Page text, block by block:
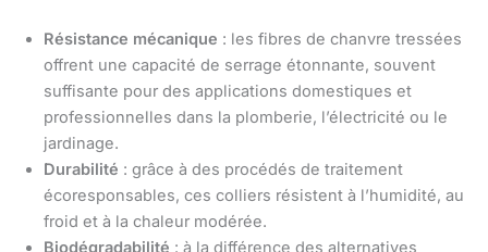
Résistance mécanique : les fibres de chanvre tressées
offrent une capacité de serrage étonnante, souvent
suffisante pour des applications domestiques et
professionnelles dans la plomberie, l’électricité ou le
jardinage.
Durabilité : grâce à des procédés de traitement
écoresponsables, ces colliers résistent à l’humidité, au
froid et à la chaleur modérée.
Biodégradabilité : à la différence des alternatives